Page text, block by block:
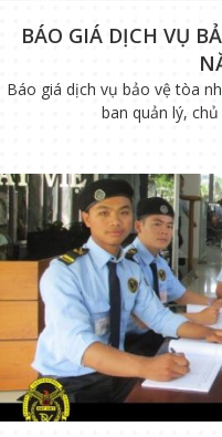
BÁO GIÁ DỊCH VỤ
Báo giá dịch vụ bảo vệ tòa
ban quản lý,